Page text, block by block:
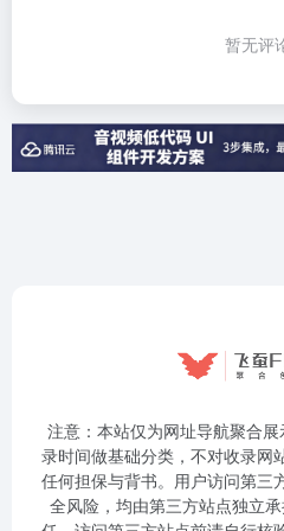
暂无评
注意：本站仅为网址导航聚合
录时间做基础分类，不对收录网
任何担保与背书。用户访问第三
全风险，均由第三方站点独立